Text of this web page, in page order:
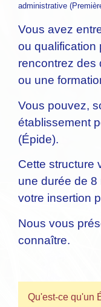
administrative
Vous avez
ou qualification
rencontrez des
ou une
Vous pouvez,
établissement
(Épide).
Cette structure
une durée de 8
votre insertion
Nous vous
connaître.
Qu'est-ce qu'un